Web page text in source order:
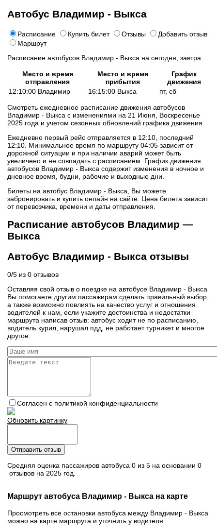
Автобус Владимир - Выкса
Расписание Купить билет Отзывы
Добавить отзыв
Маршрут
Расписание автобусов Владимир - Выкса на сегодня, завтра.
Место и время
отправления
Место и время
прибытия
График
движения
12:10:00 Владимир
16:15:00 Выкса пт, сб
Смотреть ежедневное расписание движения автобусов
Владимир - Выкса с изменениями на 21 Июня, Воскресенье
2025 года и учетом сезонных обновлений графика движения.
Ежедневно первый рейс отправляется в 12:10, последний
12:10. Минимальное время по маршруту 04:05 зависит от
дорожной ситуации и при наличии аварий может быть
увеличено и не совпадать с расписанием. График движения
автобусов Владимир - Выкса содержит изменения в ночное и
дневное время, будни, рабочие и выходные дни.
Билеты на автобус Владимир - Выкса, Вы можете
забронировать и купить онлайн на сайте. Цена билета зависит
от перевозчика, времени и даты отправления.
Расписание автобусов Владимир —
Выкса
Автобус Владимир - Выкса отзывы
0/5 из 0 отзывов
Оставляя свой отзыв о поездке на автобусе Владимир - Выкса
Вы помогаете другим пассажирам сделать правильный выбор,
а также возможно повлиять на качество услуг и отношения
водителей к нам, если укажите достоинства и недостатки
маршрута написав отзыв: автобус ходит не по расписанию,
водитель курил, нарушал пдд, не работает турникет и многое
другое.
Согласен с политикой конфиденциальности
Обновить картинку
Отправить отзыв
Средняя оценка пассажиров автобуса 0 из 5 на основании 0
отзывов на 2025 год.
Маршрут автобуса Владимир - Выкса на карте
Просмотреть все остановки автобуса между Владимир - Выкса
можно на карте маршрута и уточнить у водителя.